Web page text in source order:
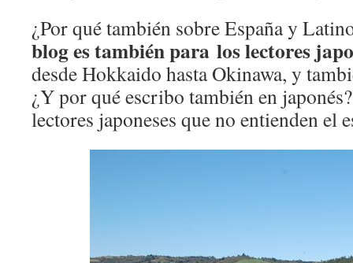
¿Por qué también sobre España y
blog es también para los lectores
desde Hokkaido hasta Okinawa, y
¿Y por qué escribo también en
lectores japoneses que no entienden el